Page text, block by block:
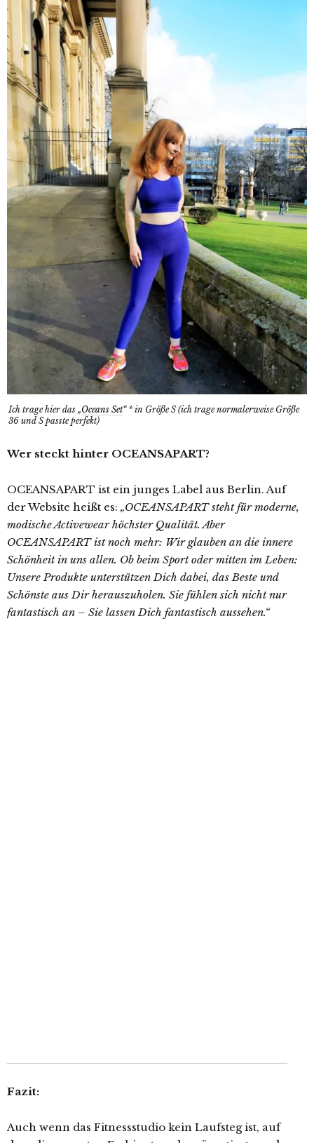
Ich trage hier das „Oceans Set“ * in Größe S (ich trage normalerweise Größe
36 und S passte perfekt)
Wer steckt hinter OCEANSAPART?
OCEANSAPART ist ein junges Label aus Berlin. Auf
der Website heißt es: „OCEANSAPART steht für moderne,
modische Activewear höchster Qualität. Aber
OCEANSAPART ist noch mehr: Wir glauben an die innere
Schönheit in uns allen. Ob beim Sport oder mitten im Leben:
Unsere Produkte unterstützen Dich dabei, das Beste und
Schönste aus Dir herauszuholen. Sie fühlen sich nicht nur
fantastisch an – Sie lassen Dich fantastisch aussehen.“
Fazit:
Auch wenn das Fitnessstudio kein Laufsteg ist, auf